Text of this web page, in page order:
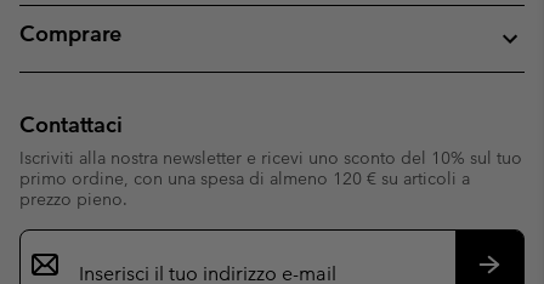
Comprare
Contattaci
Iscriviti alla nostra newsletter e ricevi uno sconto del 10% sul tuo
primo ordine, con una spesa di almeno 120 € su articoli a
prezzo pieno.
Iscrizione
e-